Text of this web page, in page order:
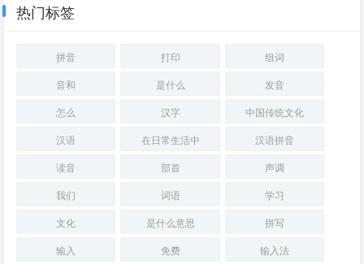
热门标签
拼音 打印
组词
音和
是什么
发音
怎么
汉字
中国传统文化
汉语
在日常生活中
汉语拼音
读音
部首
声调
我们
词语
学习
文化
是什么意思
拼写
输入
免费
输入法